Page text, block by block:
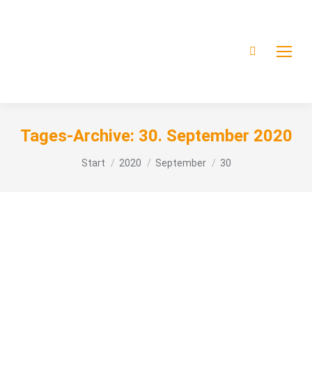
Tages-Archive: 30. September 2020
Sie befinden sich hier:
Start 2020 September 30